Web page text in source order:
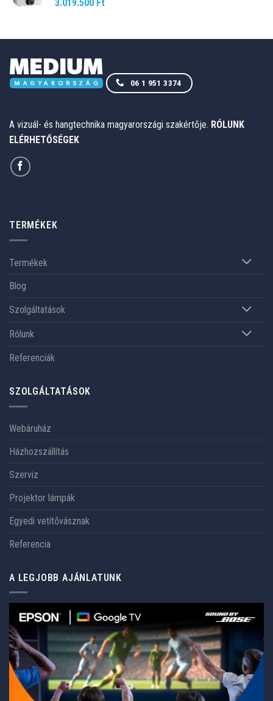
3.019.500 Ft
06 1 951 3374
A vizuál- és hangtechnika magyarországi szakértője. RÓLUNK
ELÉRHETŐSÉGEK
TERMÉKEK
Termékek
Blog
Szolgáltatások
Rólunk
Referenciák
SZOLGÁLTATÁSOK
Webáruház
Házhozszállítás
Szerviz
Projektor lámpák
Egyedi vetítővásznak
Referencia
A LEGJOBB AJÁNLATUNK